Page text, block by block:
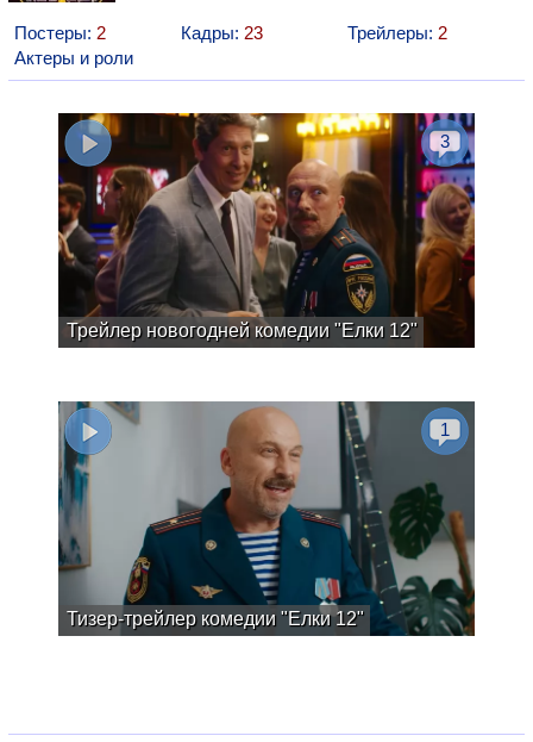
Постеры: 2 Кадры: 23 Трейлеры: 2
Актеры и роли
Трейлер новогодней комедии "Елки 12"
3
Тизер-трейлер комедии "Елки 12"
1